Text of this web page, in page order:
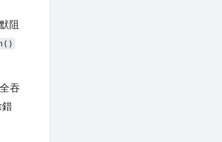
阻
吞